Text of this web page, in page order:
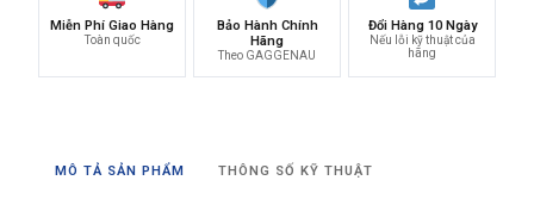
Miễn Phí Giao Hàng
Toàn quốc
Bảo Hành Chính
Hãng
Theo GAGGENAU
Đổi Hàng 10 Ngày
Nếu lỗi kỹ thuật của
hãng
MÔ TẢ SẢN PHẨM THÔNG SỐ KỸ THUẬT